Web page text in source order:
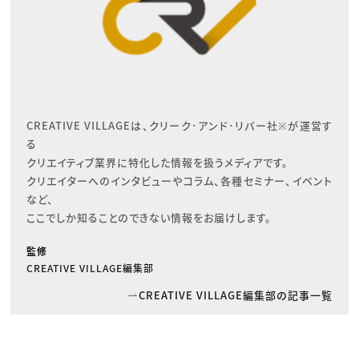
CREATIVE VILLAGEは、クリーク･アンド･リバー社※が運営す
る
クリエイティブ業界に特化した情報を扱うメディアです。
クリエイターへのインタビューやコラム、各種セミナー、イベント
など、
ここでしか知ることのできない情報をお届けします。
監修
CREATIVE VILLAGE編集部
CREATIVE VILLAGE編集部の記事一覧